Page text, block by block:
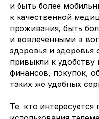
и быть более
к качественной
проживания, быть
и вовлеченными в
здоровья и здоровья
привыкли к
финансов, покупок,
таких же удобных
Те, кто